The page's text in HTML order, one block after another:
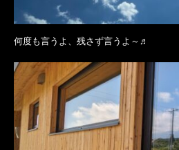
何度も言うよ、残さず言うよ～♬